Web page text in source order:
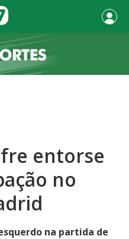
entorse
no
na partida de